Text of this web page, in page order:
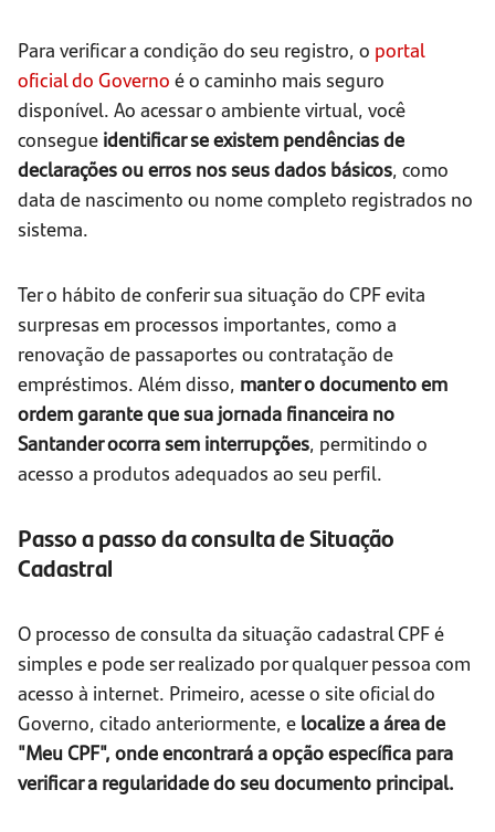
Para verificar a condição do seu registro, o portal
oficial do Governo é o caminho mais seguro
disponível. Ao acessar o ambiente virtual, você
consegue identificar se existem pendências de
declarações ou erros nos seus dados básicos, como
data de nascimento ou nome completo registrados no
sistema.
Ter o hábito de conferir sua situação do CPF evita
surpresas em processos importantes, como a
renovação de passaportes ou contratação de
empréstimos. Além disso, manter o documento em
ordem garante que sua jornada financeira no
Santander ocorra sem interrupções, permitindo o
acesso a produtos adequados ao seu perfil.
Passo a passo da consulta de Situação
Cadastral
O processo de consulta da situação cadastral CPF é
simples e pode ser realizado por qualquer pessoa com
acesso à internet. Primeiro, acesse o site oficial do
Governo, citado anteriormente, e localize a área de
"Meu CPF", onde encontrará a opção específica para
verificar a regularidade do seu documento principal.